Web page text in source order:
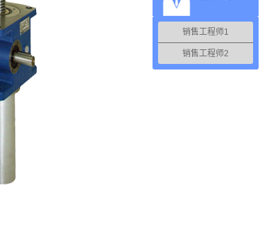
销售工程师1
销售工程师2